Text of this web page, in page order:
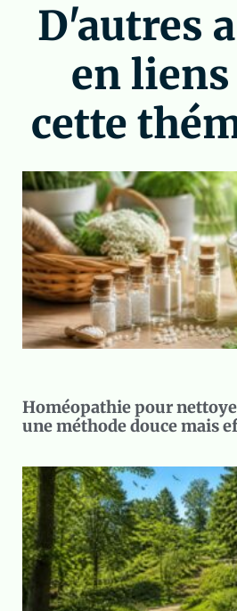
D'autres
en liens
cette
Homéopathie pour
une méthode douce mais